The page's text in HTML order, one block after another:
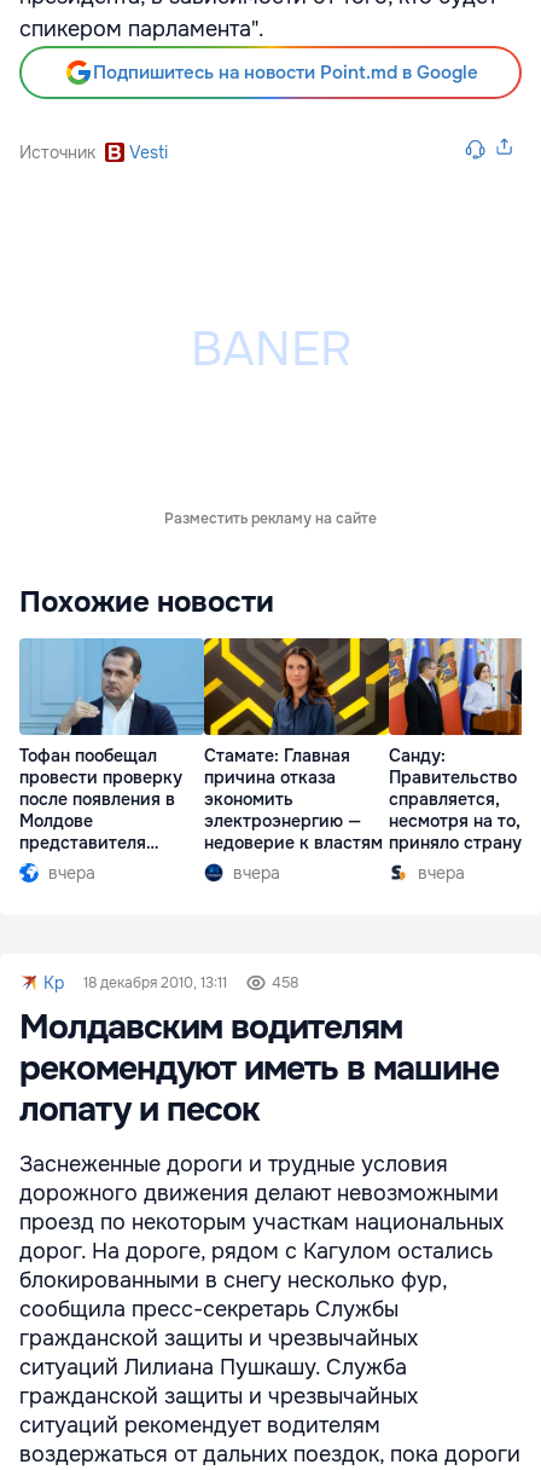
спикером парламента".
Подпишитесь на новости Point.md в Google
Источник Vesti
Разместить рекламу на сайте
Похожие новости
Тофан пообещал
провести проверку
после появления в
Молдове
представителя
Южной Осетии
вчера
Стамате: Главная
причина отказа
экономить
электроэнергию —
недоверие к властям
вчера
Санду:
Правительство
справляется,
несмотря на то,
приняло страну в
разгар кризиса
вчера
Kp 18 декабря 2010, 13:11 458
Молдавским водителям
рекомендуют иметь в машине
лопату и песок
Заснеженные дороги и трудные условия
дорожного движения делают невозможными
проезд по некоторым участкам национальных
дорог. На дороге, рядом с Кагулом остались
блокированными в снегу несколько фур,
сообщила пресс-секретарь Службы
гражданской защиты и чрезвычайных
ситуаций Лилиана Пушкашу. Служба
гражданской защиты и чрезвычайных
ситуаций рекомендует водителям
воздержаться от дальних поездок, пока дороги